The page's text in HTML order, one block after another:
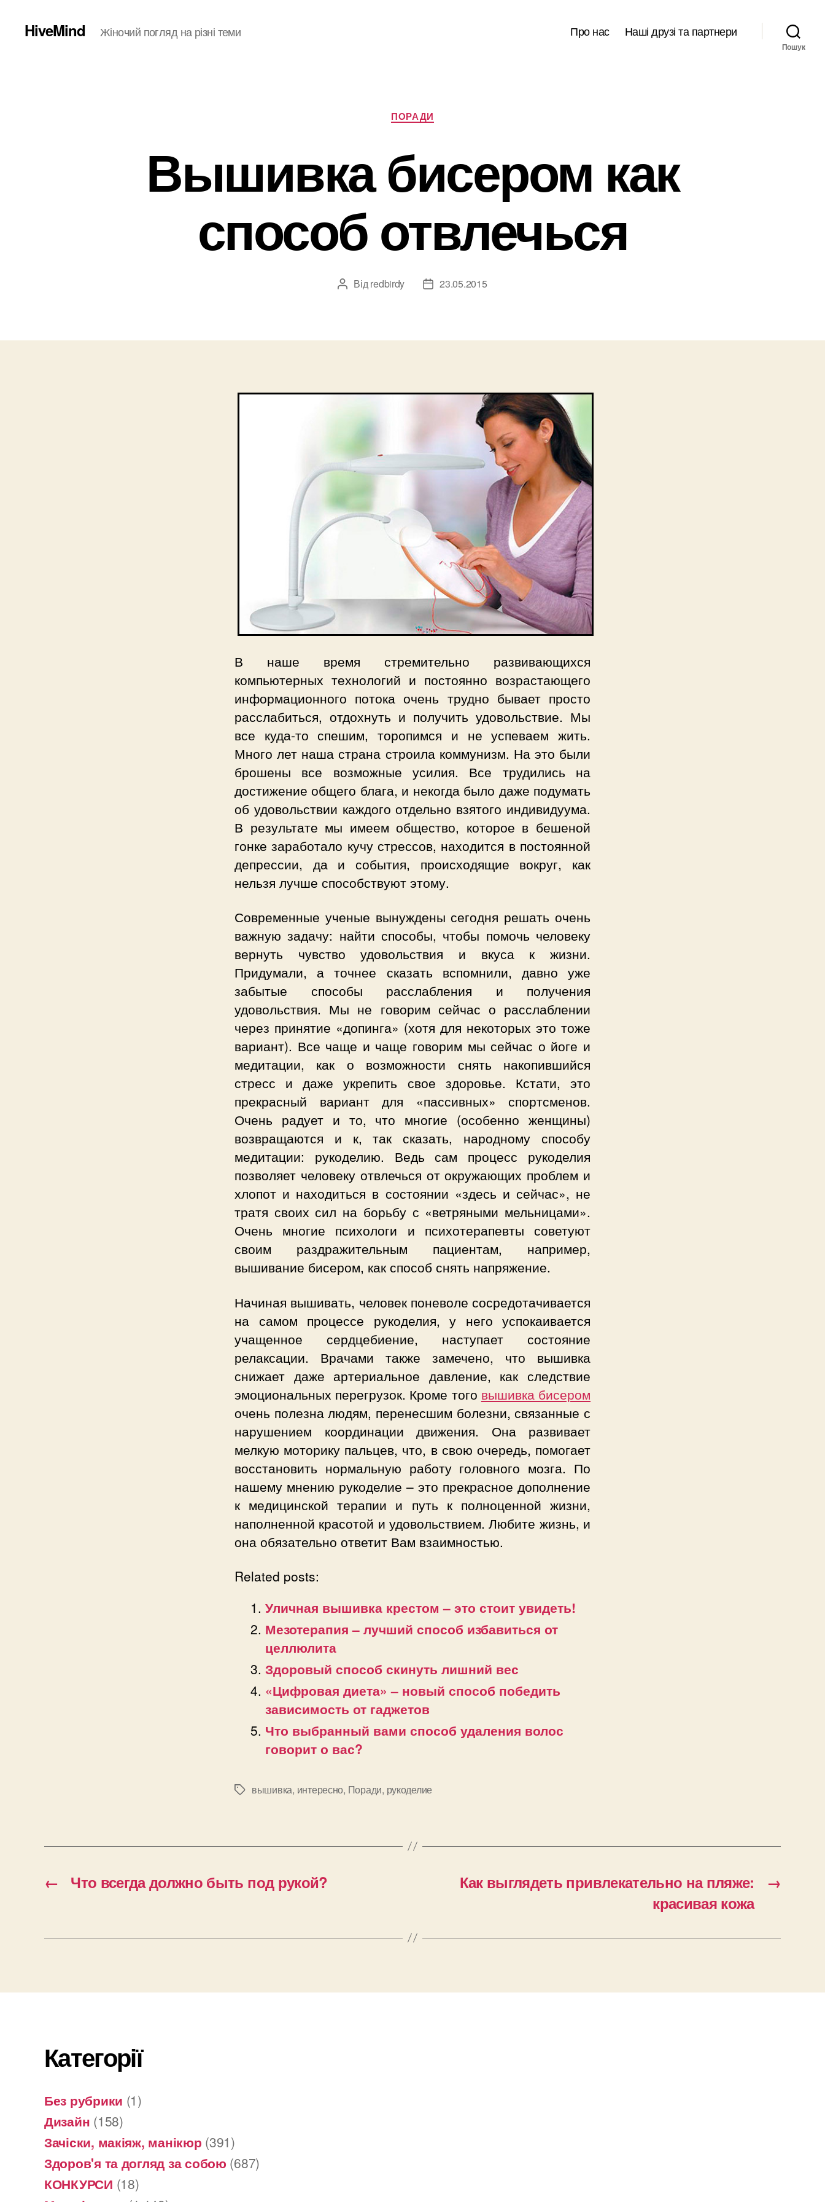
HiveMind Жіночий погляд на різні теми Про нас Наші друзі та партнери
Пошук
Категорії
ПОРАДИ
Вышивка бисером как
способ отвлечься
Автор
Від redbirdy
Дата23.05.2015
В наше время стремительно развивающихся
компьютерных технологий и постоянно возрастающего
информационного потока очень трудно бывает просто
расслабиться, отдохнуть и получить удовольствие. Мы
все куда-то спешим, торопимся и не успеваем жить.
Много лет наша страна строила коммунизм. На это были
брошены все возможные усилия. Все трудились на
достижение общего блага, и некогда было даже подумать
об удовольствии каждого отдельно взятого индивидуума.
В результате мы имеем общество, которое в бешеной
гонке заработало кучу стрессов, находится в постоянной
депрессии, да и события, происходящие вокруг, как
нельзя лучше способствуют этому.
Современные ученые вынуждены сегодня решать очень
важную задачу: найти способы, чтобы помочь человеку
вернуть чувство удовольствия и вкуса к жизни.
Придумали, а точнее сказать вспомнили, давно уже
забытые способы расслабления и получения
удовольствия. Мы не говорим сейчас о расслаблении
через принятие «допинга» (хотя для некоторых это тоже
вариант). Все чаще и чаще говорим мы сейчас о йоге и
медитации, как о возможности снять накопившийся
стресс и даже укрепить свое здоровье. Кстати, это
прекрасный вариант для «пассивных» спортсменов.
Очень радует и то, что многие (особенно женщины)
возвращаются и к, так сказать, народному способу
медитации: рукоделию. Ведь сам процесс рукоделия
позволяет человеку отвлечься от окружающих проблем и
хлопот и находиться в состоянии «здесь и сейчас», не
тратя своих сил на борьбу с «ветряными мельницами».
Очень многие психологи и психотерапевты советуют
своим раздражительным пациентам, например,
вышивание бисером, как способ снять напряжение.
Начиная вышивать, человек поневоле сосредотачивается
на самом процессе рукоделия, у него успокаивается
учащенное сердцебиение, наступает состояние
релаксации. Врачами также замечено, что вышивка
снижает даже артериальное давление, как следствие
эмоциональных перегрузок. Кроме того вышивка бисером
очень полезна людям, перенесшим болезни, связанные с
нарушением координации движения. Она развивает
мелкую моторику пальцев, что, в свою очередь, помогает
восстановить нормальную работу головного мозга. По
нашему мнению рукоделие – это прекрасное дополнение
к медицинской терапии и путь к полноценной жизни,
наполненной красотой и удовольствием. Любите жизнь, и
она обязательно ответит Вам взаимностью.
Related posts:
Уличная вышивка крестом – это стоит увидеть!
Мезотерапия – лучший способ избавиться от
целлюлита
Здоровый способ скинуть лишний вес
«Цифровая диета» – новый способ победить
зависимость от гаджетов
Что выбранный вами способ удаления волос
говорит о вас?
Позначки
вышивка, интересно, Поради, рукоделие
← Что всегда должно быть под рукой? →
Как выглядеть привлекательно на пляже:
красивая кожа
Категорії
Без рубрики (1)
Дизайн (158)
Зачіски, макіяж, манікюр (391)
Здоров'я та догляд за собою (687)
КОНКУРСИ (18)